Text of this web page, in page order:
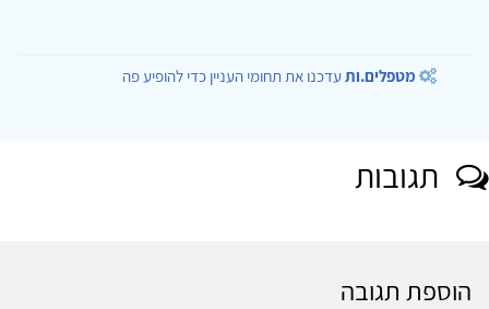
מטפלים.ותעדכנו את תחומי העניין כדי להופיע פה
תגובות
הוספת תגובה